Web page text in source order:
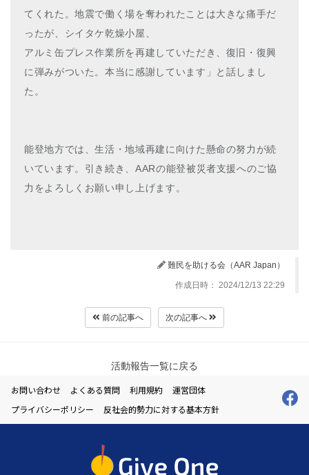
てくれた。地震で働く場を奪われたことは大きな痛手だ
ったが、シイタケ乾燥小屋、
アルミ缶プレス作業所を再建していただき、復旧・復興
に弾みがついた。本当に感謝しています」と話しまし
た。
能登地方では、生活・地域再建に向けた懸命の努力が続
いています。引き続き、AARの能登被災者支援へのご協
力をよろしくお願い申し上げます。
難民を助ける会（AAR Japan）
作成日時： 2024/12/13 22:29
前の記事へ 次の記事へ
活動報告一覧に戻る
お問い合わせ よくある質問 利用規約
運営団体
プライバシーポリシー
反社会的勢力に対する基本方針